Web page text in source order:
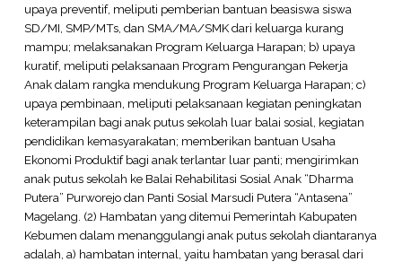
upaya preventif, meliputi pemberian bantuan beasiswa siswa
SD/MI, SMP/MTs, dan SMA/MA/SMK dari keluarga kurang
mampu; melaksanakan Program Keluarga Harapan; b) upaya
kuratif, meliputi pelaksanaan Program Pengurangan Pekerja
Anak dalam rangka mendukung Program Keluarga Harapan; c)
upaya pembinaan, meliputi pelaksanaan kegiatan peningkatan
keterampilan bagi anak putus sekolah luar balai sosial, kegiatan
pendidikan kemasyarakatan; memberikan bantuan Usaha
Ekonomi Produktif bagi anak terlantar luar panti; mengirimkan
anak putus sekolah ke Balai Rehabilitasi Sosial Anak “Dharma
Putera” Purworejo dan Panti Sosial Marsudi Putera “Antasena”
Magelang. (2) Hambatan yang ditemui Pemerintah Kabupaten
Kebumen dalam menanggulangi anak putus sekolah diantaranya
adalah, a) hambatan internal, yaitu hambatan yang berasal dari